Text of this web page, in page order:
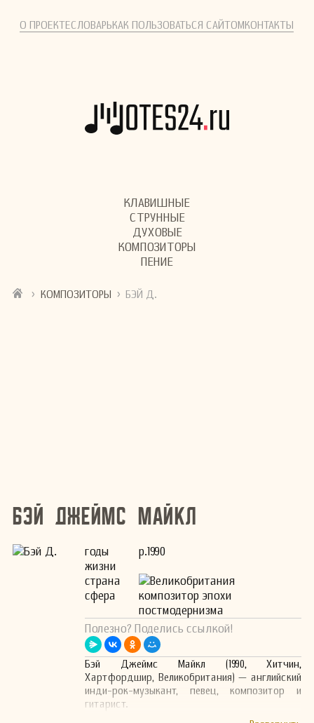
О ПРОЕКТЕСЛОВАРЬКАК ПОЛЬЗОВАТЬСЯ САЙТОМКОНТАКТЫ
КЛАВИШНЫЕ
СТРУННЫЕ
ДУХОВЫЕ
КОМПОЗИТОРЫ
ПЕНИЕ
› КОМПОЗИТОРЫ › БЭЙ Д.
Бэй Джеймс Майкл
годы
жизни
р.1990
страна
Великобритания
сфера
композитор эпохи
постмодернизма
Полезно? Поделись ссылкой!
Бэй Джеймс Майкл (1990, Хитчин,
Хартфордшир, Великобритания) — английский
инди-рок-музыкант, певец, композитор и
гитарист.